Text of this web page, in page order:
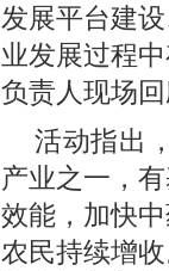
发展平台建
业发展过程
负责人现场
活动指出
产业之一，
效能，加快
农民持续增